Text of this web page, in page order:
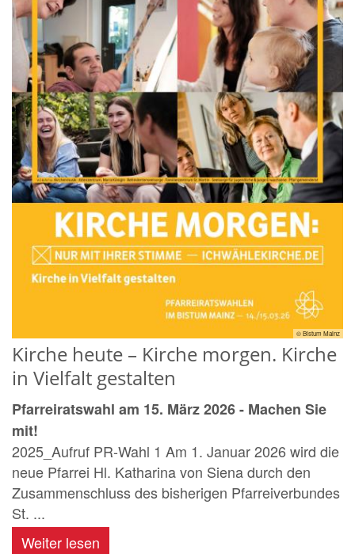
© Bistum Mainz
Kirche heute – Kirche morgen. Kirche
in Vielfalt gestalten
Pfarreiratswahl am 15. März 2026 - Machen Sie
mit!
2025_Aufruf PR-Wahl 1 Am 1. Januar 2026 wird die
neue Pfarrei Hl. Katharina von Siena durch den
Zusammenschluss des bisherigen Pfarreiverbundes
St. ...
Weiter lesen